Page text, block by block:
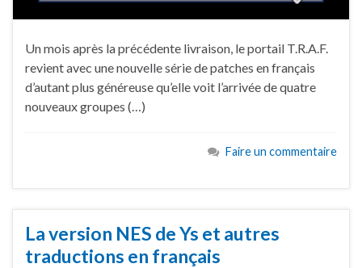
Un mois après la précédente livraison, le portail T.R.A.F.
revient avec une nouvelle série de patches en français
d’autant plus généreuse qu’elle voit l’arrivée de quatre
nouveaux groupes (…)
Faire un commentaire
La version NES de Ys et autres
traductions en français